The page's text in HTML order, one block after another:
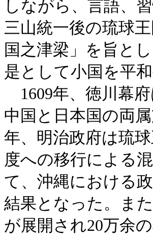
しながら、言語、
三山統一後の琉球
国之津梁」を旨と
是として小国を平
1609年、徳川幕
中国と日本国の両
年、明治政府は琉
度への移行による
て、沖縄における
結果となった。ま
が展開され20万余